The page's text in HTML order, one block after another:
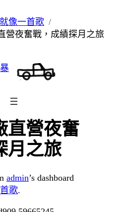
像一首歌
營夜奮戰，成績探月之旅
直營夜奮
月之旅
admin’s dashboard
歌.